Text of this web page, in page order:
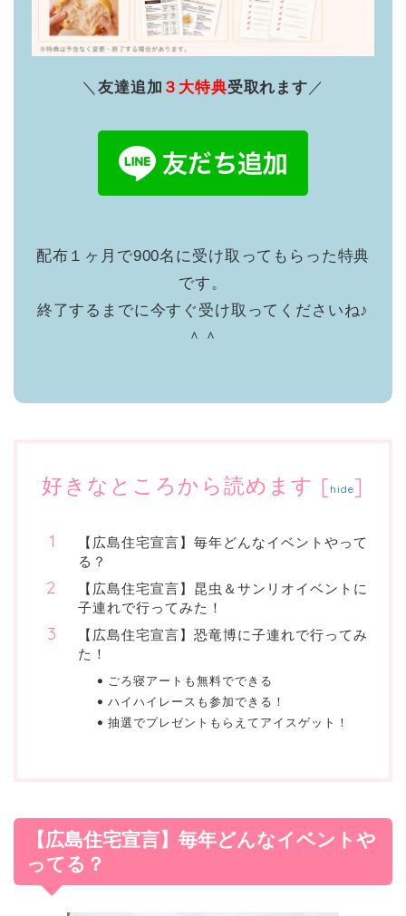
＼友達追加 ３大特典受取れます ／
配布１ヶ月で900名に受け取ってもらった特典
です。
終了するまでに今すぐ受け取ってくださいね♪
＾＾
好きなところから読めます [ hide]
【広島住宅宣言】毎年どんなイベントやって
る？
【広島住宅宣言】昆虫＆サンリオイベントに
子連れで行ってみた！
【広島住宅宣言】恐竜博に子連れで行ってみ
た！
ごろ寝アートも無料でできる
ハイハイレースも参加できる！
抽選でプレゼントもらえてアイスゲット！
【広島住宅宣言】毎年どんなイベントや
ってる？